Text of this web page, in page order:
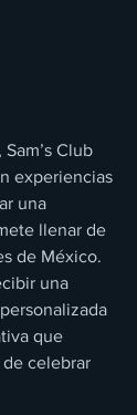
Club
experiencias
una
llenar de
de México.
una
que
celebrar